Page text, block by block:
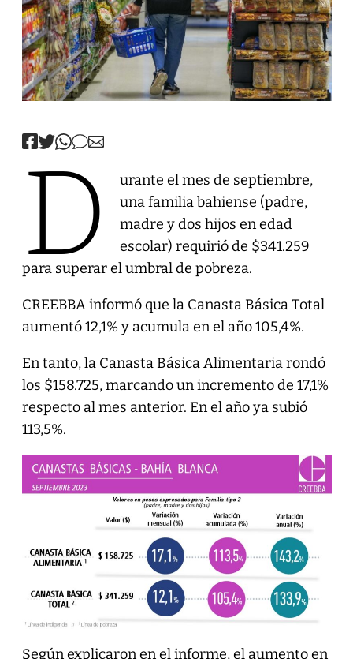
D
urante el mes de septiembre,
una familia bahiense (padre,
madre y dos hijos en edad
escolar) requirió de $341.259
para superar el umbral de pobreza.
CREEBBA informó que la Canasta Básica Total
aumentó 12,1% y acumula en el año 105,4%.
En tanto, la Canasta Básica Alimentaria rondó
los $158.725, marcando un incremento de 17,1%
respecto al mes anterior. En el año ya subió
113,5%.
Según explicaron en el informe, el aumento en